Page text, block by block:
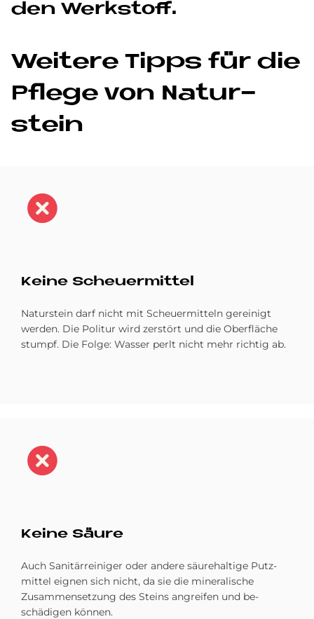
den Werk­stoff.
Wei­te­re Tipps für die
Pfle­ge von Na­tur­
stein
Bild
Kei­ne Scheu­er­mit­tel
Naturstein darf nicht mit Scheuermitteln gereinigt
werden. Die Politur wird zerstört und die Oberfläche
stumpf. Die Folge: Wasser perlt nicht mehr richtig ab.
Bild
Kei­ne Säu­re
Auch Sanitärreiniger oder andere säure­haltige Putz­
mittel eignen sich nicht, da sie die mineralische
Zusammen­setzung des Steins an­greifen und be­
schädigen können.